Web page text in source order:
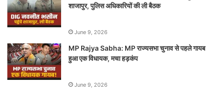
शाजापुर, पुलिस अधिकारियों की ली बैठक
June 9, 2026
MP Rajya Sabha: MP राज्यसभा चुनाव से पहले गायब
हुआ एक विधायक, मचा हड़कंप
June 9, 2026